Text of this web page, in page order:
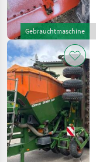
Gebrauchtmaschine